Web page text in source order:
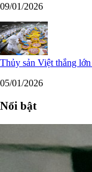
09/01/2026
Thủy sản Việt thắng
05/01/2026
Nổi bật